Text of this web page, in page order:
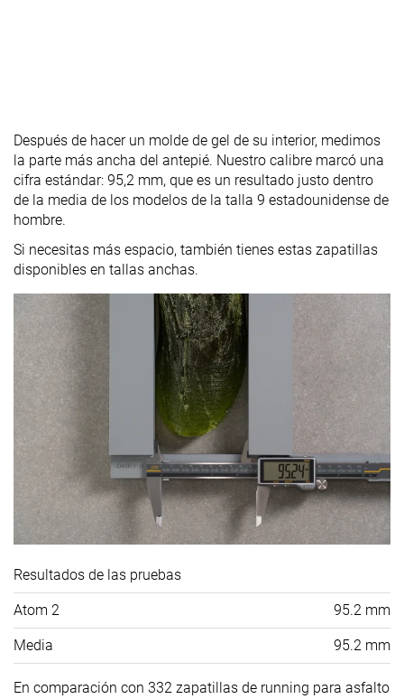
Después de hacer un molde de gel de su interior, medimos
la parte más ancha del antepié. Nuestro calibre marcó una
cifra estándar: 95,2 mm, que es un resultado justo dentro
de la media de los modelos de la talla 9 estadounidense de
hombre.
Si necesitas más espacio, también tienes estas zapatillas
disponibles en tallas anchas.
Resultados de las pruebas
Atom 2 95.2 mm
Media 95.2 mm
En comparación con 332 zapatillas de running para asfalto